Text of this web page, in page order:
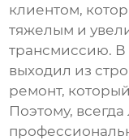
клиентом,
тяжелым и
трансмиссию. В
выходил из
ремонт,
Поэтому,